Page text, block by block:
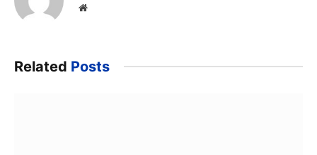
Website
Related Posts